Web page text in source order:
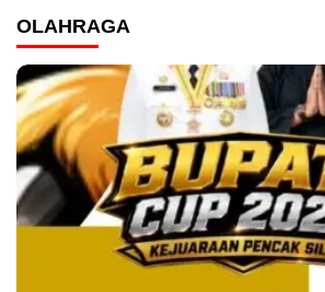
OLAHRAGA